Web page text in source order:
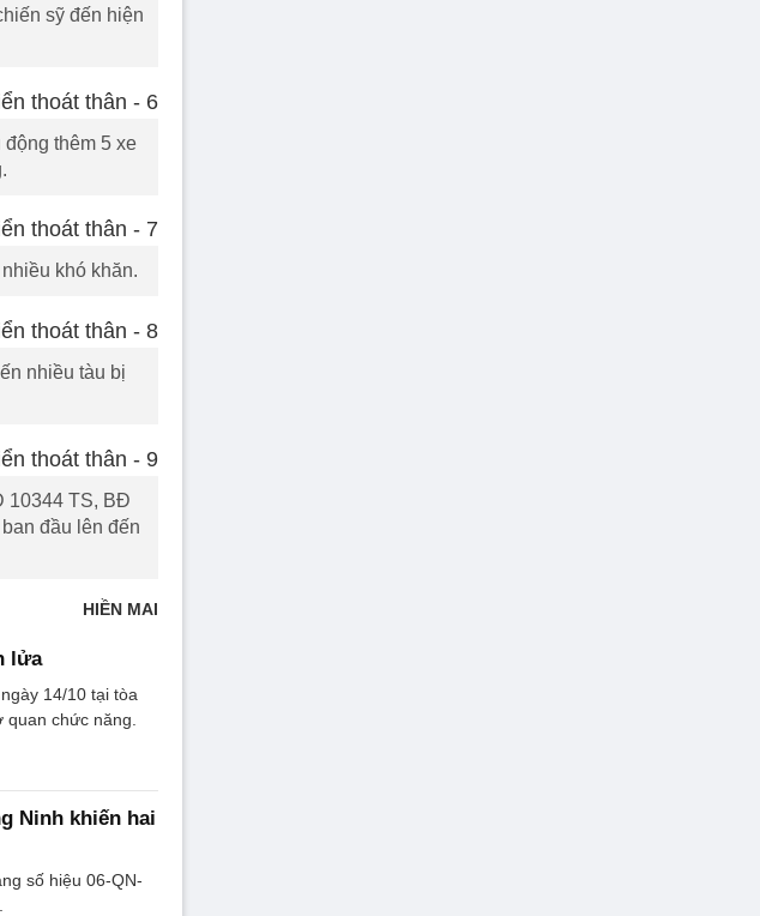
sỹ đến hiện
thêm 5 xe
khó khăn.
nhiều tàu bị
10344 TS, BĐ
đầu lên đến
HIỀN MAI
lửa
14/10 tại tòa
chức năng.
Ninh khiến hai
số hiệu 06-QN-